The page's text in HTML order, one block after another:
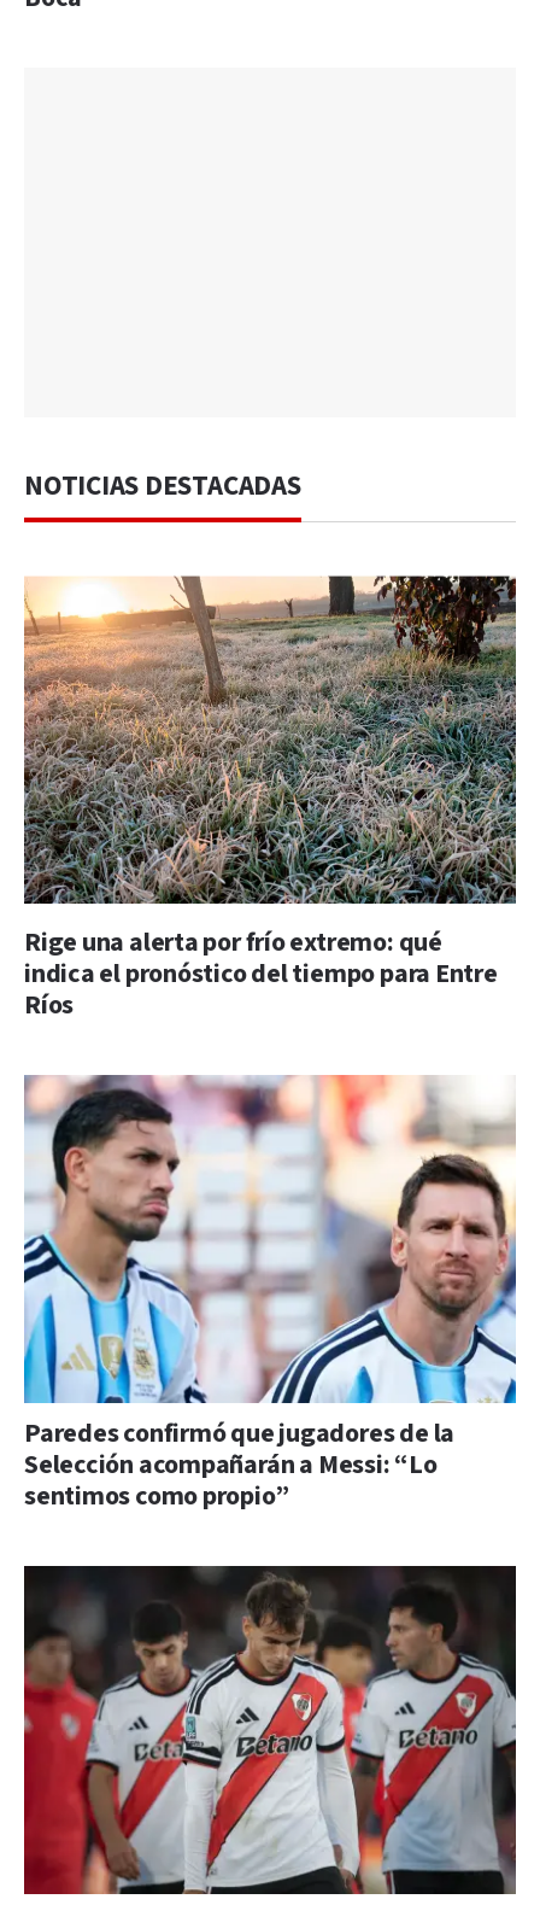
NOTICIAS DESTACADAS
Rige una alerta por frío extremo: qué
indica el pronóstico del tiempo para Entre
Ríos
Paredes confirmó que jugadores de la
Selección acompañarán a Messi: “Lo
sentimos como propio”